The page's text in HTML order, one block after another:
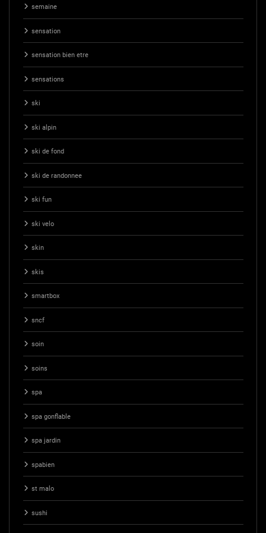
semaine
sensation
sensation bien etre
sensations
ski
ski alpin
ski de fond
ski de randonnee
ski fun
ski velo
skin
skis
smartbox
sncf
soin
soins
spa
spa gonflable
spa jardin
spabien
st malo
sushi